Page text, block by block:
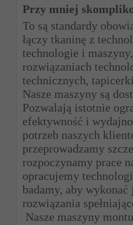
Przy mniej
To są standardy
łączy tkaninę z
technologie i
rozwiązaniach
technicznych,
Nasze maszyny są
Pozwalają istotnie
efektywność i
potrzeb naszych
przeprowadzamy
rozpoczynamy prace
opracujemy
badamy, aby
rozwiązania
Nasze maszyny